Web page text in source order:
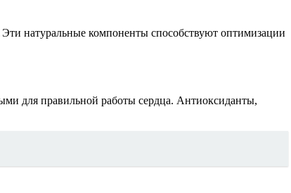
натуральные компоненты способствуют оптимизации
для правильной работы сердца. Антиоксиданты,